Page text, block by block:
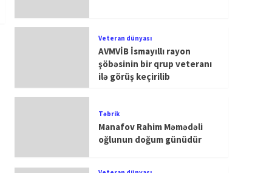
Veteran dünyası
AVMVİB İsmayıllı rayon
şöbəsinin bir qrup veteranı
ilə görüş keçirilib
Təbrik
Manafov Rahim Məmədəli
oğlunun doğum günüdür